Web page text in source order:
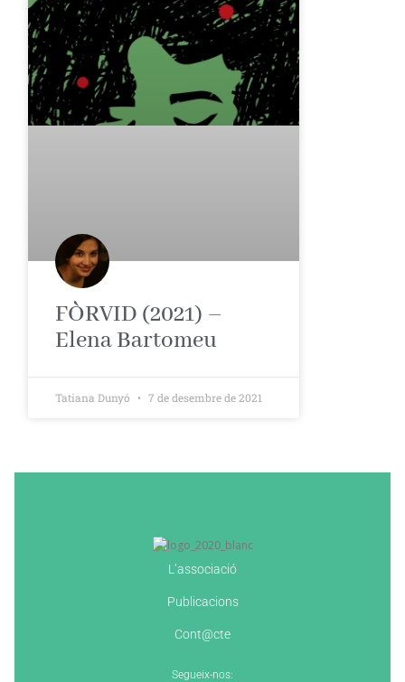
FÒRVID (2021) –
Elena Bartomeu
Tatiana Dunyó 7 de desembre de 2021
L’associació
Publicacions
Cont@cte
Segueix-nos: